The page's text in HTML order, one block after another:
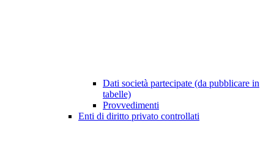
Dati società partecipate (da pubblicare in
tabelle)
Provvedimenti
Enti di diritto privato controllati